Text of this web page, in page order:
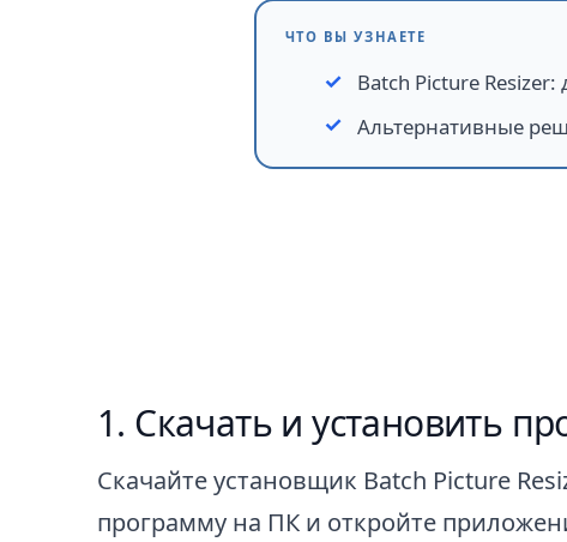
ЧТО ВЫ УЗНАЕТЕ
Batch Picture Resizer:
Альтернативные
Скачать и установить
Скачайте установщик Batch Picture
программу на ПК и откройте